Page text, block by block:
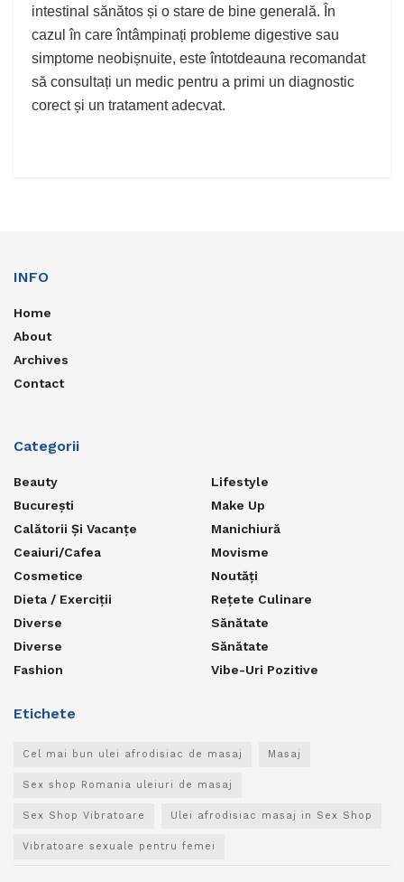
intestinal sănătos și o stare de bine generală. În
cazul în care întâmpinați probleme digestive sau
simptome neobișnuite, este întotdeauna recomandat
să consultați un medic pentru a primi un diagnostic
corect și un tratament adecvat.
INFO
Home
About
Archives
Contact
Categorii
Beauty
București
Calătorii Și Vacanțe
Ceaiuri/Cafea
Cosmetice
Dieta / Exerciții
Diverse
Diverse
Fashion
Lifestyle
Make Up
Manichiură
Movisme
Noutăți
Rețete Culinare
Sănătate
Sănătate
Vibe-Uri Pozitive
Etichete
Cel mai bun ulei afrodisiac de masaj Masaj
Sex shop Romania uleiuri de masaj
Sex Shop Vibratoare Ulei afrodisiac masaj in Sex Shop
Vibratoare sexuale pentru femei